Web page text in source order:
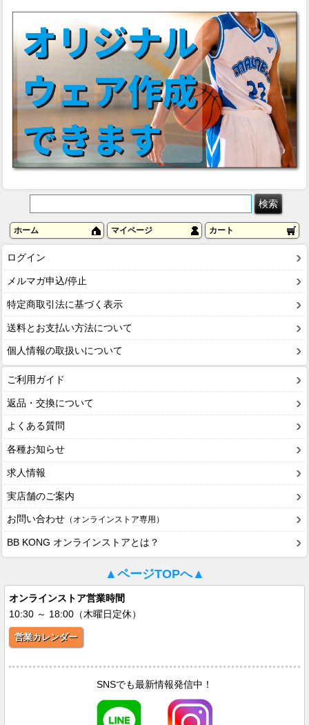
ホーム マイページ カート
ログイン
メルマガ申込/停止
特定商取引法に基づく表示
送料とお支払い方法について
個人情報の取扱いについて
ご利用ガイド
返品・交換について
よくある質問
各種お知らせ
求人情報
実店舗のご案内
お問い合わせ （オンラインストア専用）
BB KONG オンラインストアとは？
▲ページTOPへ▲
オンラインストア営業時間
10:30 ～ 18:00（木曜日定休）
営業カレンダー
SNSでも最新情報発信中！